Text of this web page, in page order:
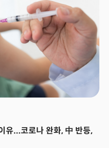
다. 양사는 올 초 캘리포니아의
나온 겁니다.이번 판결이 가져올
타임스는 “앱 개발업체들이 이번
했던 최대 30% 수수료를 피할 수
러 규모의 온라인 마켓과 애플에
타격을 줄 것”이라고 전망했습니다.
항소할 것으로 예상됩니다. 양사는
지 않았습니다.👉위기감 느끼는
국에서 공방을 주고받았죠. 9일
애플 앱스토어 재출시를 요청한
함께 제공하는 형태로
킨 전기통신사업법 개정안에 따른
개정안은 거대 플랫폼의 앱스토어
유...코로나 완화, 中 반등,